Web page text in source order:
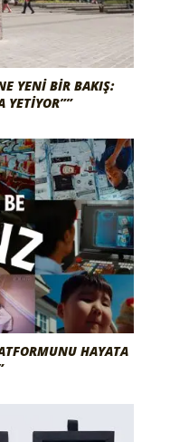
YENI BIR BAKIŞ:
YETIYOR””
HAYATA